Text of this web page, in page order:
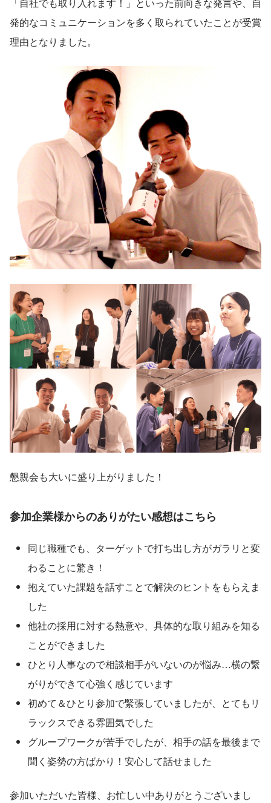
「自社でも取り入れます！」といった前向きな発言や、自
発的なコミュニケーションを多く取られていたことが受賞
理由となりました。
懇親会も大いに盛り上がりました！
参加企業様からのありがたい感想はこちら
同じ職種でも、ターゲットで打ち出し方がガラリと変
わることに驚き！
抱えていた課題を話すことで解決のヒントをもらえま
した
他社の採用に対する熱意や、具体的な取り組みを知る
ことができました
ひとり人事なので相談相手がいないのが悩み…横の繋
がりができて心強く感じています
初めて＆ひとり参加で緊張していましたが、とてもリ
ラックスできる雰囲気でした
グループワークが苦手でしたが、相手の話を最後まで
聞く姿勢の方ばかり！安心して話せました
参加いただいた皆様、お忙しい中ありがとうございまし